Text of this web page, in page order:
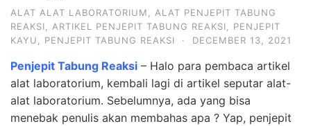
ALAT ALAT LABORATORIUM
ALAT PENJEPIT TABUNG
REAKSI
ARTIKEL PENJEPIT TABUNG REAKSI
PENJEPIT
KAYU
PENJEPIT TABUNG REAKSI · DECEMBER 13, 2021
Penjepit Tabung Reaksi – Halo para pembaca artikel
alat laboratorium, kembali lagi di artikel seputar alat-
alat laboratorium. Sebelumnya, ada yang bisa
menebak penulis akan membahas apa ? Yap, penjepit